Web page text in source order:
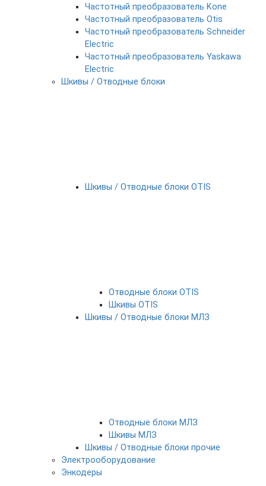
Частотный преобразователь Kone
Частотный преобразователь Otis
Частотный преобразователь Schneider
Electric
Частотный преобразователь Yaskawa
Electric
Шкивы / Отводные блоки
Шкивы / Отводные блоки OTIS
Отводные блоки OTIS
Шкивы OTIS
Шкивы / Отводные блоки МЛЗ
Отводные блоки МЛЗ
Шкивы МЛЗ
Шкивы / Отводные блоки прочие
Электрооборудование
Энкодеры